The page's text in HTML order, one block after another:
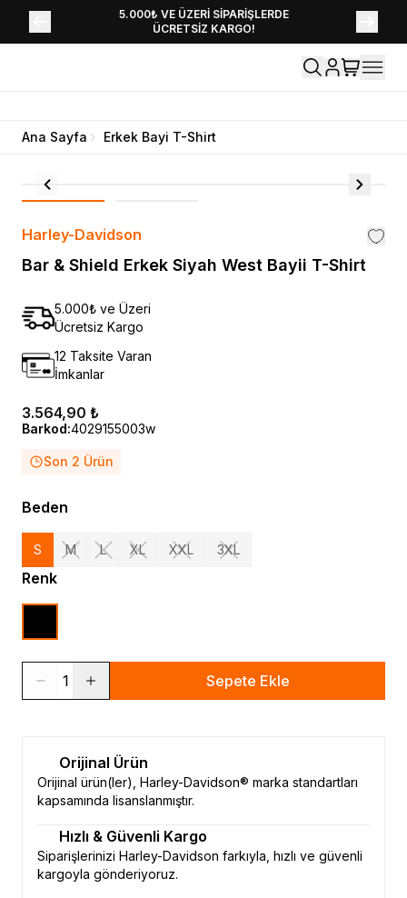
5.000₺ VE ÜZERİ SİPARİŞLERDE
ÜCRETSİZ KARGO!
YENİ SEZON KOLEKSİYONU EKLENDİ,
HEMEN KEŞFET!
Ana Sayfa Erkek Bayi T-Shirt
Harley-Davidson
Bar & Shield Erkek Siyah West Bayii T-Shirt
5.000₺ ve Üzeri
Ücretsiz Kargo
12 Taksite Varan
İmkanlar
3.564,90 ₺
Barkod:4029155003w
Son 2 Ürün
Beden
S M L XL XXL 3XL
Renk
1 Sepete Ekle
Orijinal Ürün
Orijinal ürün(ler), Harley-Davidson® marka standartları
kapsamında lisanslanmıştır.
Hızlı & Güvenli Kargo
Siparişlerinizi Harley-Davidson farkıyla, hızlı ve güvenli
kargoyla gönderiyoruz.